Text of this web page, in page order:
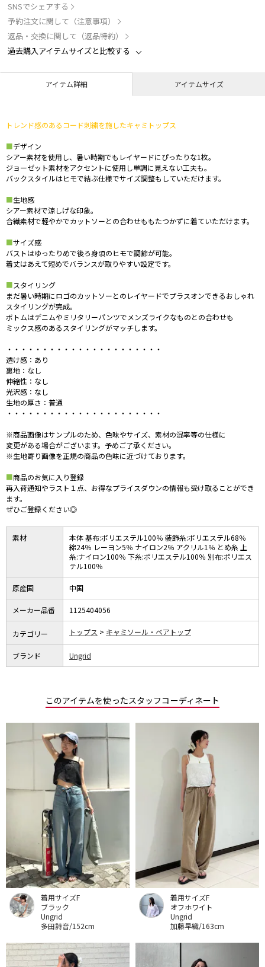
SNSでシェアする
予約注文に関して（注意事項）
返品・交換に関して（返品特約）
過去購入アイテムサイズと比較する
アイテム詳細 アイテムサイズ
トレンド感のあるコード刺繍を施したキャミトップス
■デザイン
シアー素材を使用し、暑い時期でもレイヤードにぴったりな1枚。
ジョーゼット素材をアクセントに使用し単調に見えない工夫も。
バックスタイルはヒモで結ぶ仕様でサイズ調整もしていただけます。
■生地感
シアー素材で涼しげな印象。
合繊素材で軽やかでカットソーとの合わせももたつかずに着ていただけます。
■サイズ感
バストはゆったりめで後ろ身頃のヒモで調節が可能。
着丈はあえて短めでバランスが取りやすい設定です。
■スタイリング
まだ暑い時期にロゴのカットソーとのレイヤードでプラスオンできるおしゃれ
スタイリングが完成。
ボトムはデニムやミリタリーパンツでメンズライクなものとの合わせも
ミックス感のあるスタイリングがマッチします。
・・・・・・・・・・・・・・・・・・・・・・
透け感：あり
裏地：なし
伸縮性：なし
光沢感：なし
生地の厚さ：普通
・・・・・・・・・・・・・・・・・・・・・・
※商品画像はサンプルのため、色味やサイズ、素材の混率等の仕様に
変更がある場合がございます。予めご了承ください。
※生地寄り画像を正規の商品の色味に近づけております。
■商品のお気に入り登録
再入荷通知やラスト１点、お得なプライスダウンの情報も受け取ることができ
ます。
ぜひご登録ください◎
素材
本体 基布:ポリエステル100％ 装飾糸:ポリエステル68％
綿24％ レーヨン5％ ナイロン2％ アクリル1％ とめ糸 上
糸:ナイロン100％ 下糸:ポリエステル100％ 別布:ポリエス
テル100％
原産国 中国
メーカー品番 1125404056
カテゴリー トップス キャミソール・ベアトップ
ブランド Ungrid
このアイテムを使ったスタッフコーディネート
着用サイズF
ブラック
Ungrid
多田詩音/152cm
着用サイズF
オフホワイト
Ungrid
加藤早織/163cm